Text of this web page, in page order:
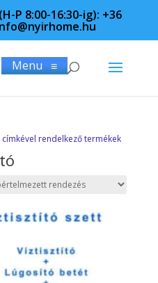
P 8:00-16:30-ig): +36
Menu≡
címkével rendelkező termékek